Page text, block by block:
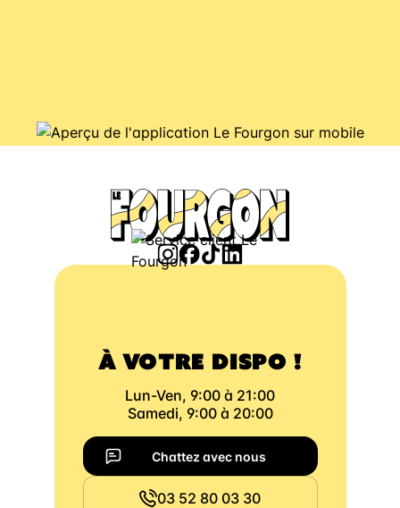
À VOTRE DISPO !
Lun-Ven, 9:00 à 21:00
Samedi, 9:00 à 20:00
Chattez avec nous
03 52 80 03 30